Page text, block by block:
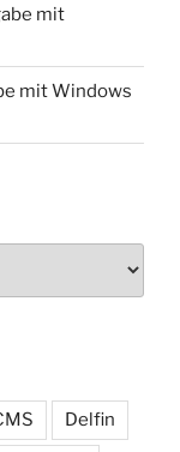
mit
mit Windows
Delfin